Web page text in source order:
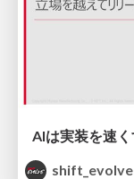
shift_evolve